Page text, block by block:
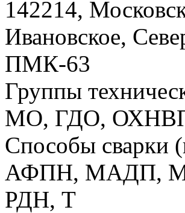
142214,
Ивановское,
ПМК-63
Группы
МО, ГДО,
Способы сварки
АФПН, МАДП,
РДН, Т